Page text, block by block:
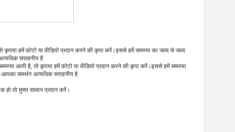
कृपया हमें फ़ोटो या वीडियो प्रदान करने की कृपा करें।इससे हमें समस्या का जल्द से जल्द
सराहनीय है
आती है, तो कृपया हमें फ़ोटो या वीडियो प्रदान करने की कृपा करें।इससे हमें समस्या
समर्थन अत्यधिक सराहनीय है
हो तो मुफ्त सामान प्रदान करें।